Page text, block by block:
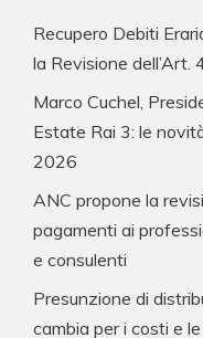
Recupero Debiti
la Revisione
Marco Cuchel,
Estate Rai 3: le
2026
ANC propone la
pagamenti ai
e consulenti
Presunzione di
cambia per i costi e